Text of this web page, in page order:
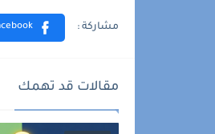
مقالات قد تهمك